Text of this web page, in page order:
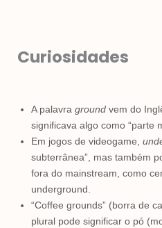
Curiosidades
A palavra ground vem do
significava algo como “parte
Em jogos de videogame,
subterrânea”, mas também
fora do mainstream, como
underground.
“Coffee grounds” (borra de
plural pode significar o pó